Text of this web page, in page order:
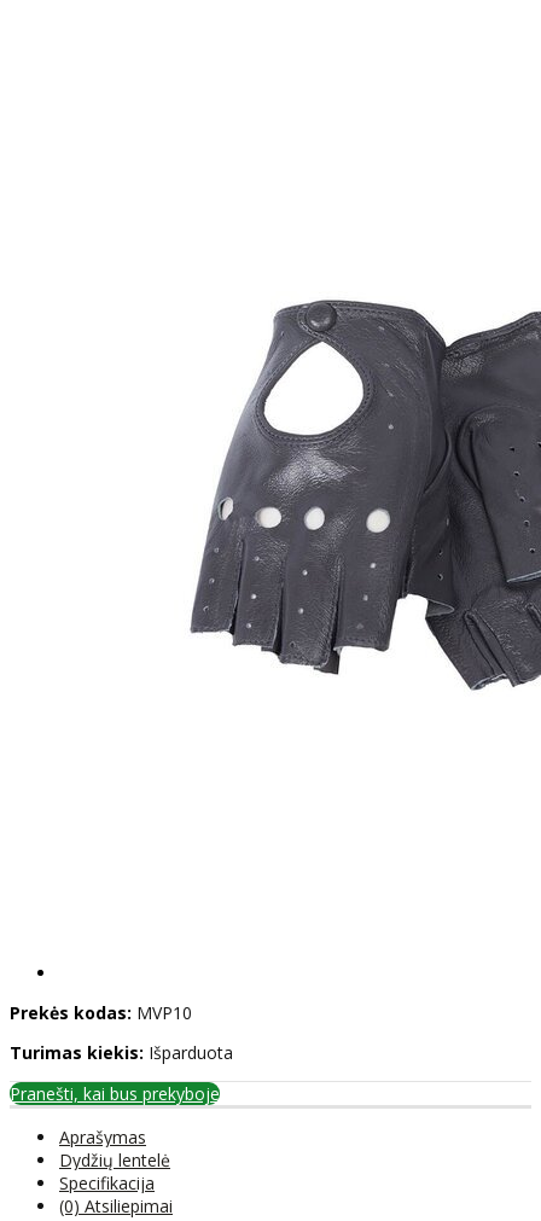
Prekės kodas: MVP10
Turimas kiekis: Išparduota
Pranešti, kai bus prekyboje
Aprašymas
Dydžių lentelė
Specifikacija
(0) Atsiliepimai